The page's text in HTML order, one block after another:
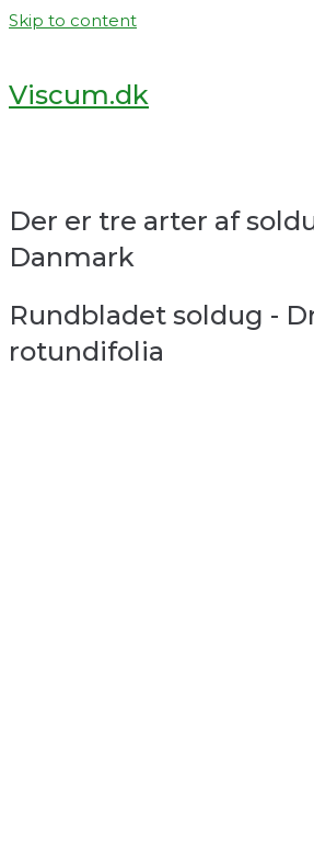
Skip to content
Viscum.dk
Der er tre arter af
Danmark
Rundbladet soldug -
rotundifolia